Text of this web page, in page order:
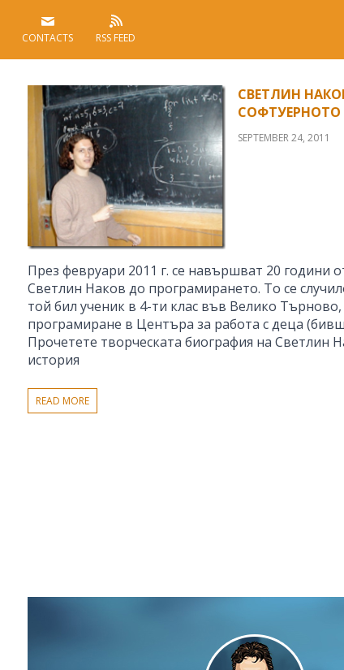
CONTACTS RSS FEED
СВЕТЛИН
СОФТУЕРНОТО
SEPTEMBER 24, 2011
През февруари 2011 г. се навършват 20 години
Светлин Наков до програмирането. То се
той бил ученик в 4-ти клас във Велико
програмиране в Центъра за работа с деца
Прочетете творческата биография на Светлин
история
READ MORE